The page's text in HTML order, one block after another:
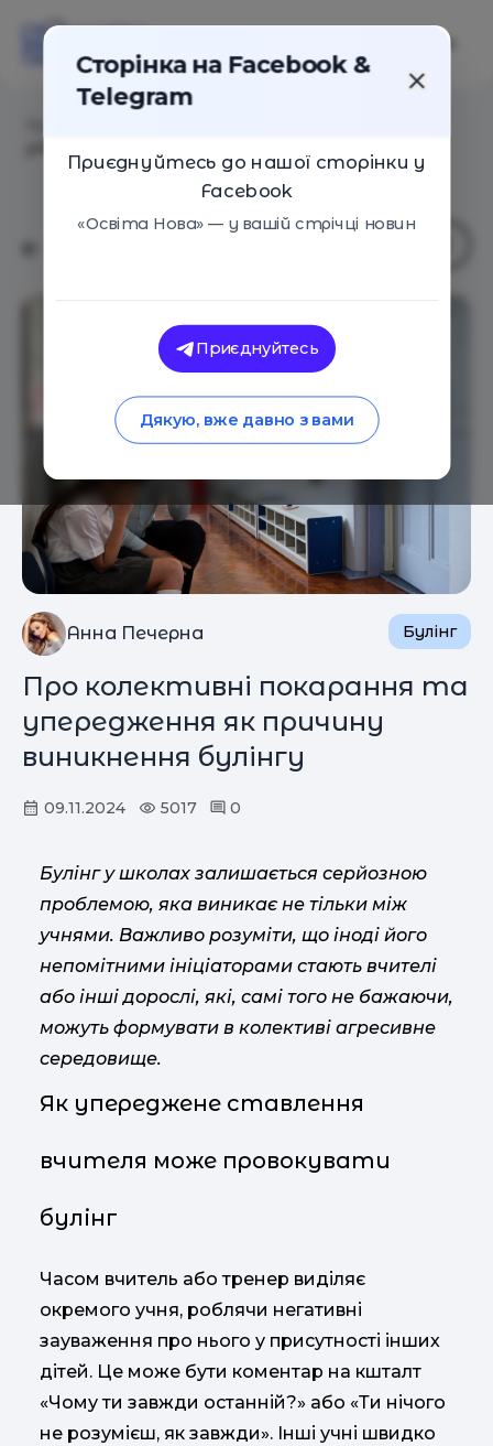
Анна Печерна Булінг
Про колективні покарання та
упередження як причину
виникнення булінгу
09.11.2024 5017 0
Булінг у школах залишається серйозною
проблемою, яка виникає не тільки між
учнями. Важливо розуміти, що іноді його
непомітними ініціаторами стають вчителі
або інші дорослі, які, самі того не бажаючи,
можуть формувати в колективі агресивне
середовище.
Як упереджене ставлення
вчителя може провокувати
булінг
Часом вчитель або тренер виділяє
окремого учня, роблячи негативні
зауваження про нього у присутності інших
дітей. Це може бути коментар на кшталт
«Чому ти завжди останній?» або «Ти нічого
не розумієш, як завжди». Інші учні швидко
Сторінка на Facebook &
Telegram
Приєднуйтесь до нашої сторінки у
Facebook
«Освіта Нова» — у вашій стрічці новин
Приєднуйтесь
Дякую, вже давно з вами